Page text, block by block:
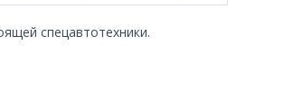
спецавтотехники.